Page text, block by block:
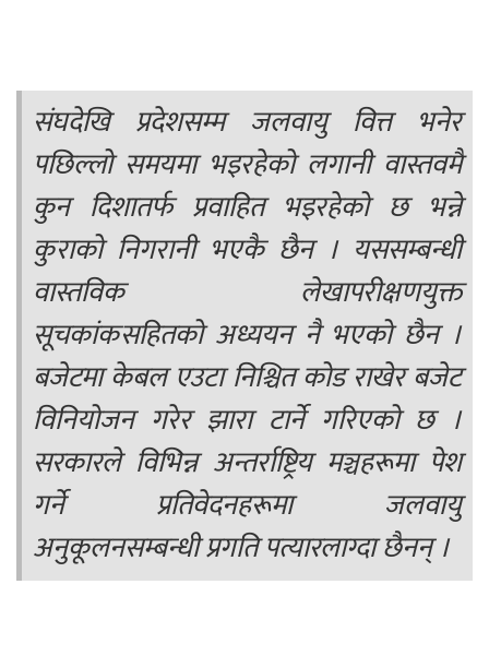
संघदेखि प्रदेशसम्म जलवायु वित्त भनेर
पछिल्लो समयमा भइरहेको लगानी वास्तवमै
कुन दिशातर्फ प्रवाहित भइरहेको छ भन्ने
कुराको निगरानी भएकै छैन । यससम्बन्धी
वास्तविक लेखापरीक्षणयुक्त
सूचकांकसहितको अध्ययन नै भएको छैन ।
बजेटमा केबल एउटा निश्चित कोड राखेर बजेट
विनियोजन गरेर झारा टार्ने गरिएको छ ।
सरकारले विभिन्न अन्तर्राष्ट्रिय मञ्चहरूमा पेश
गर्ने प्रतिवेदनहरूमा जलवायु
अनुकूलनसम्बन्धी प्रगति पत्यारलाग्दा छैनन् ।